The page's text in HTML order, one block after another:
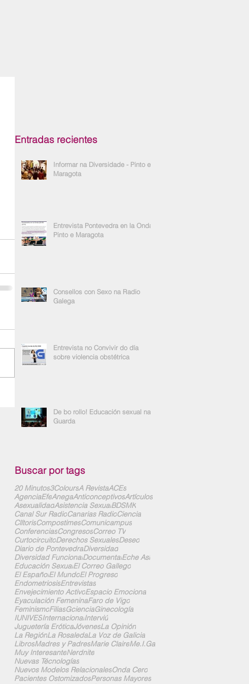
Entradas recientes
Informar na Diversidade - Pinto e
Maragota
Entrevista Pontevedra en la Onda -
Pinto e Maragota
Consellos con Sexo na Radio
Galega
Entrevista no Convivir do día
sobre violencia obstétrica
De bo rollo! Educación sexual na
Guarda
Buscar por tags
20 Minutos3ColoursA RevistaACEs
AgenciaEfeAnegaAnticonceptivosArtículos
AsexualidadAsistencia SexualBDSMK
Canal Sur RadioCanarias RadioCiencia
ClítorisCompostimesComunicampus
ConferenciasCongresosCorreo TV
CurtocircuitoDerechos SexualesDeseo
Diario de PontevedraDiversidad
Diversidad FuncionalDocumentalEche Así
Educación SexualEl Correo Gallego
El EspañolEl MundoEl Progreso
EndometriosisEntrevistas
Envejecimiento ActivoEspacio Emociona
Eyaculación FemeninaFaro de Vigo
FeminismoFiliasGcienciaGinecología
IUNIVESInternacionalInterviú
Juguetería EróticaJóvenesLa Opinión
La RegiónLa RosaledaLa Voz de Galicia
LibrosMadres y PadresMarie ClaireMe.I.Ga
Muy InteresanteNerdnite
Nuevas Técnologías
Nuevos Modelos RelacionalesOnda Cero
Pacientes OstomizadosPersonas Mayores